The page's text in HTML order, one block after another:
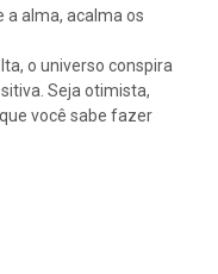
a alma, acalma os
o universo conspira
Seja otimista,
você sabe fazer